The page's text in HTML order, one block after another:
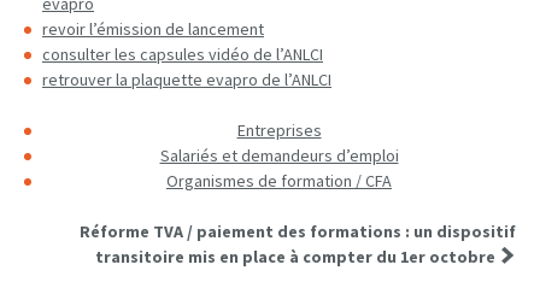
revoir l’émission de lancement
consulter les capsules vidéo de l’ANLCI
retrouver la plaquette evapro de l’ANLCI
Entreprises
Salariés et demandeurs d’emploi
Organismes de formation / CFA
Réforme TVA / paiement des formations : un dispositif
transitoire mis en place à compter du 1er octobre